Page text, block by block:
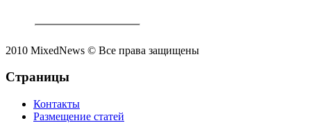
2010 MixedNews © Все права защищены
Страницы
Контакты
Размещение статей